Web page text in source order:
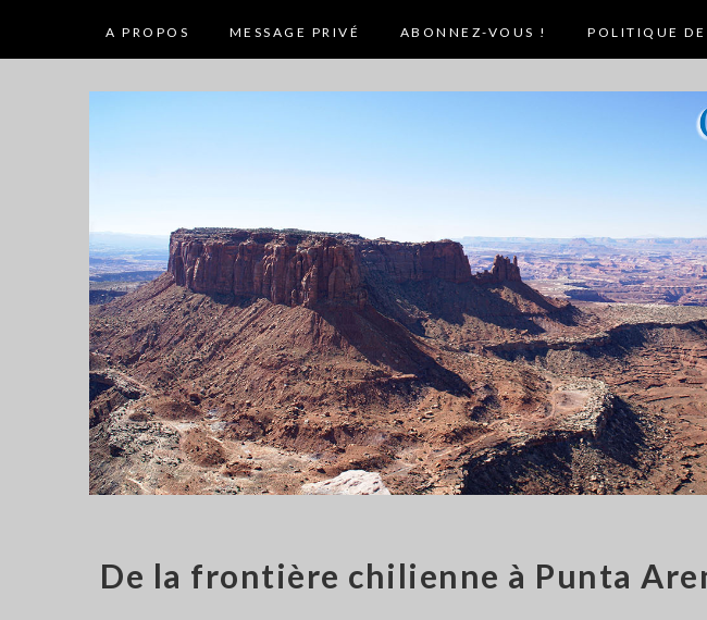
A PROPOS MESSAGE PRIVÉ ABONNEZ-VOUS ! POLITIQUE
De la frontière chilienne à Punta